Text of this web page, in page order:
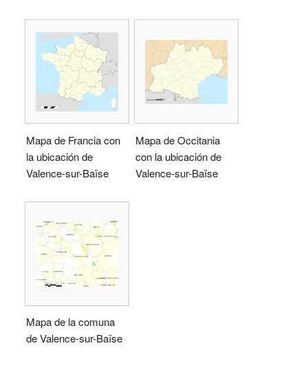
Mapa de Francia con
la ubicación de
Valence-sur-Baïse
Mapa de Occitania
con la ubicación de
Valence-sur-Baïse
Mapa de la comuna
de Valence-sur-Baïse